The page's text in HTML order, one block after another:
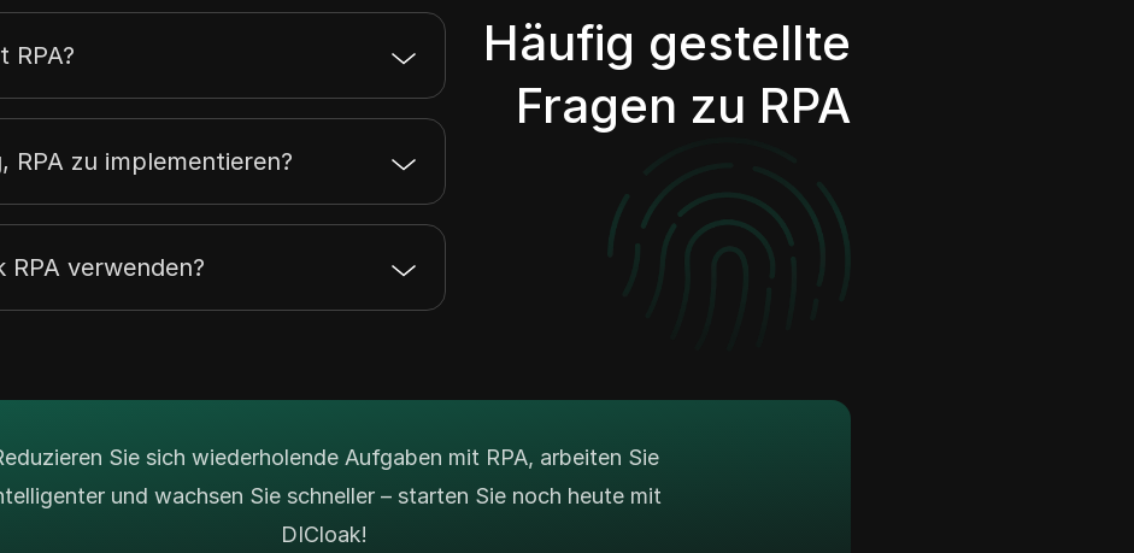
Häufig gestellte
Fragen zu RPA
RPA?
RPA zu implementieren?
RPA verwenden?
Sie sich wiederholende Aufgaben mit RPA, arbeiten Sie
und wachsen Sie schneller – starten Sie noch heute mit
DICloak!